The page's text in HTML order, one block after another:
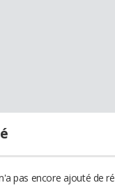
pas encore ajouté de